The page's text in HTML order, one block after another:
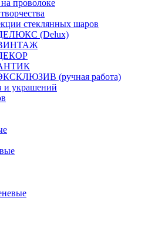
проволоке
стеклянных шаров
ДЕЛЮКС (Delux)
ВИНТАЖ
АНТИК
(ручная работа)
и украшений